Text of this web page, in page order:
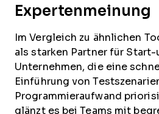
Expertenmeinung
Im Vergleich zu ähnlichen
als starken Partner für Start-
Unternehmen, die eine
Einführung von
Programmieraufwand
glänzt es bei Teams mit